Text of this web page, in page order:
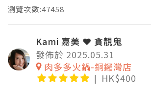
瀏覽次數:47458
Kami 嘉美 ❤ 貪靚鬼
發佈於 2025.05.31
肉多多火鍋-銅鑼灣店
HK$400